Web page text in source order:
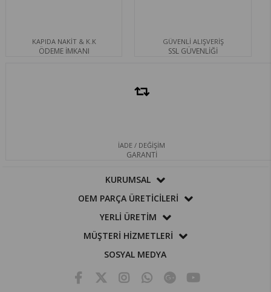
KAPIDA NAKİT & K.K
ÖDEME İMKANI
GÜVENLİ ALIŞVERİŞ
SSL GÜVENLİĞİ
İADE / DEĞİŞİM
GARANTİ
KURUMSAL
OEM PARÇA ÜRETİCİLERİ
YERLİ ÜRETİM
MÜŞTERİ HİZMETLERİ
SOSYAL MEDYA